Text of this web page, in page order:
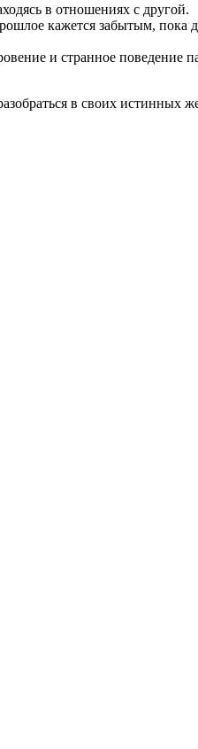
в отношениях с другой.
кажется забытым, пока
и странное поведение
в своих истинных